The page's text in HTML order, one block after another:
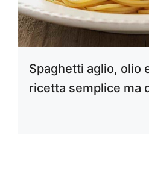
Spaghetti aglio, olio
ricetta semplice ma